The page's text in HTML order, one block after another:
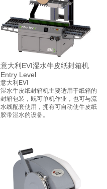
意大利EVI湿水牛皮纸封箱机
Entry Level
意大利EVI
湿水牛皮纸封箱机主要适用于纸箱的
封箱包装，既可单机作业，也可与流
水线配套使用，拥有可自动使牛皮纸
胶带湿水的设备。